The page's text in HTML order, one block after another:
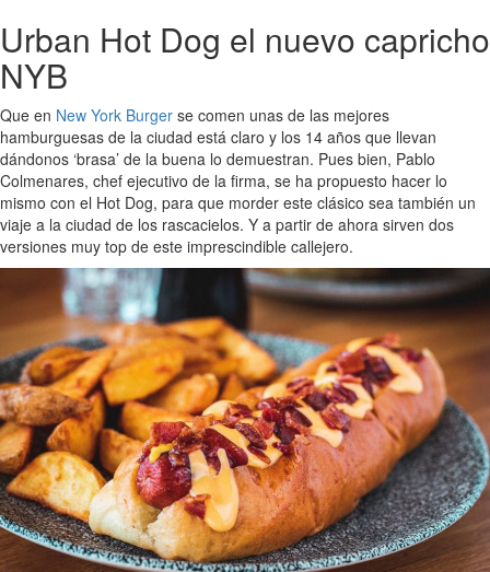
Urban Hot Dog el nuevo capricho
NYB
Que en New York Burger se comen unas de las mejores
hamburguesas de la ciudad está claro y los 14 años que llevan
dándonos ‘brasa’ de la buena lo demuestran. Pues bien, Pablo
Colmenares, chef ejecutivo de la firma, se ha propuesto hacer lo
mismo con el Hot Dog, para que morder este clásico sea también un
viaje a la ciudad de los rascacielos. Y a partir de ahora sirven dos
versiones muy top de este imprescindible callejero.